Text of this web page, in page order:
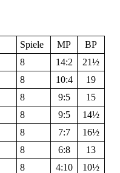
Spiele MP
BP
8 14:2
21½
8 10:4
19
8 9:5
15
8 9:5
14½
8 7:7
16½
8 6:8
13
8 4:10
10½